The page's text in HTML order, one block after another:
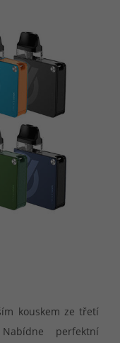
kouskem ze třetí
perfektní